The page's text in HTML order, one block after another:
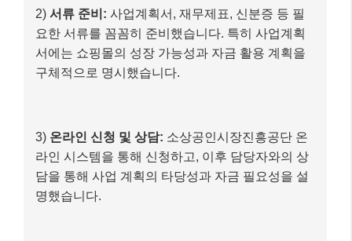
2) 서류 준비: 사업계획서, 재무제표, 신분증 등 필
요한 서류를 꼼꼼히 준비했습니다. 특히 사업계획
서에는 쇼핑몰의 성장 가능성과 자금 활용 계획을
구체적으로 명시했습니다.
3) 온라인 신청 및 상담: 소상공인시장진흥공단 온
라인 시스템을 통해 신청하고, 이후 담당자와의 상
담을 통해 사업 계획의 타당성과 자금 필요성을 설
명했습니다.